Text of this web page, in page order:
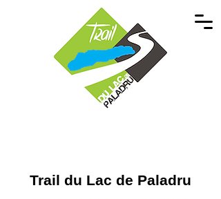
Trail du Lac de Paladru